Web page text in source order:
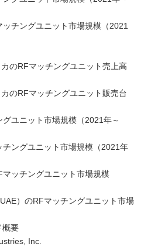
チングユニット市場規模（2021
のRFマッチングユニット売上高
のRFマッチングユニット販売台
ユニット市場規模（2021年～
ングユニット市場規模（2021年
ッチングユニット市場規模
）のRFマッチングユニット市場
概要
Inc.